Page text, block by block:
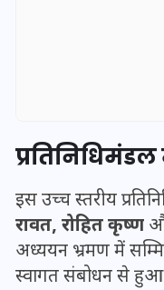
इस उच्च स्तरीय
रावत, रोहित कृष्ण
अध्ययन भ्रमण में
स्वागत संबोधन से